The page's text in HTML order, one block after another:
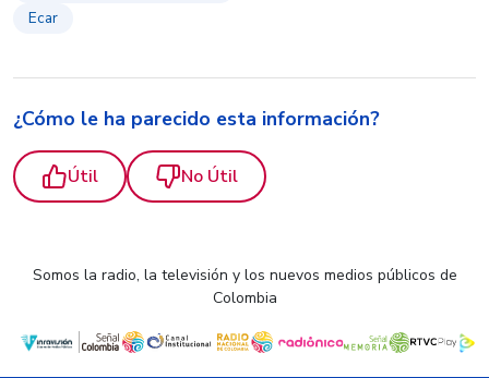
Ecar
¿Cómo le ha parecido esta información?
Útil No Útil
Somos la radio, la televisión y los nuevos medios públicos de
Colombia